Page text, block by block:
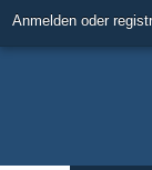
Anmelden oder